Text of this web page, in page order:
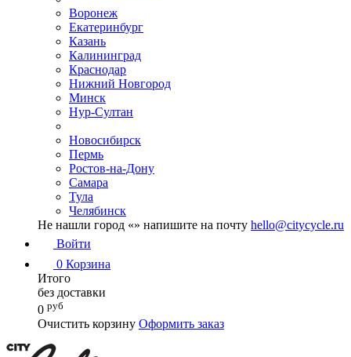
Воронеж
Екатеринбург
Казань
Калининград
Краснодар
Нижний Новгород
Минск
Нур-Султан
Новосибирск
Пермь
Ростов-на-Дону
Самара
Тула
Челябинск
Не нашли город «» напишите на почту hello@citycycle.ru
Войти
0 Корзина
Итого
без доставки
0 руб
Очистить корзину Оформить заказ